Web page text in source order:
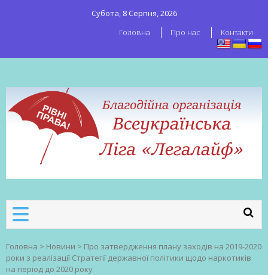
Субота, 8 Серпня, 2026
Головна
Про нас Контакти
робітників
Головна > Новини > Про затвердження плану заходів на 2019-2020
роки з реалізації Стратегії державної політики щодо наркотиків
на період до 2020 року